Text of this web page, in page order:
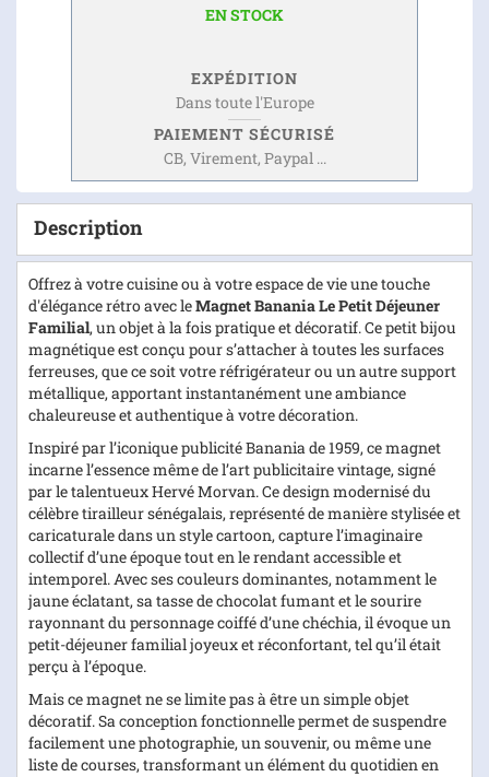
EN STOCK
EXPÉDITION
Dans toute l'Europe
PAIEMENT SÉCURISÉ
CB, Virement, Paypal ...
Description
Offrez à votre cuisine ou à votre espace de vie une touche
d'élégance rétro avec leMagnet Banania Le Petit Déjeuner
Familial, un objet à la fois pratique et décoratif. Ce petit bijou
magnétique est conçu pour s’attacher à toutes les surfaces
ferreuses, que ce soit votre réfrigérateur ou un autre support
métallique, apportant instantanément une ambiance
chaleureuse et authentique à votre décoration.
Inspiré par l’iconique publicité Banania de 1959, ce magnet
incarne l’essence même de l’art publicitaire vintage, signé
par le talentueux Hervé Morvan. Ce design modernisé du
célèbre tirailleur sénégalais, représenté de manière stylisée et
caricaturale dans un style cartoon, capture l’imaginaire
collectif d’une époque tout en le rendant accessible et
intemporel. Avec ses couleurs dominantes, notamment le
jaune éclatant, sa tasse de chocolat fumant et le sourire
rayonnant du personnage coiffé d’une chéchia, il évoque un
petit-déjeuner familial joyeux et réconfortant, tel qu’il était
perçu à l’époque.
Mais ce magnet ne se limite pas à être un simple objet
décoratif. Sa conception fonctionnelle permet de suspendre
facilement une photographie, un souvenir, ou même une
liste de courses, transformant un élément du quotidien en